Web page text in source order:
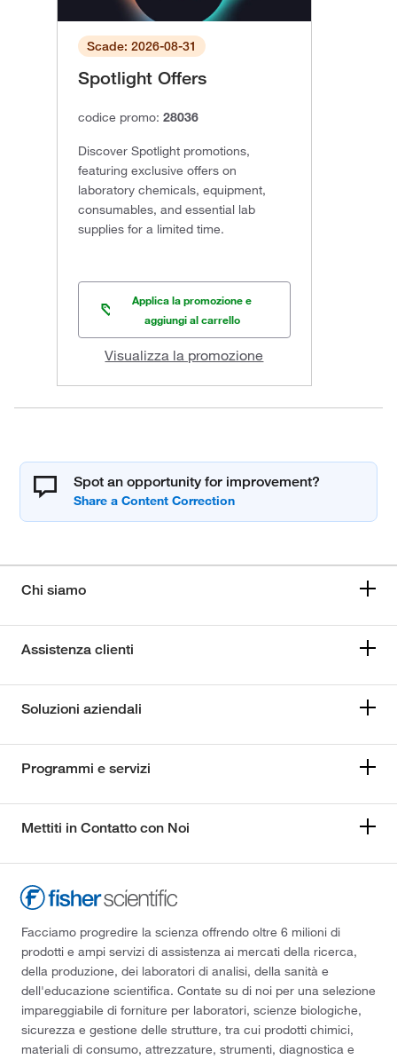
Scade: 2026-08-31
Spotlight Offers
codice promo: 28036
Discover Spotlight promotions,
featuring exclusive offers on
laboratory chemicals, equipment,
consumables, and essential lab
supplies for a limited time.
Applica la promozione e
aggiungi al carrello
Visualizza la promozione
Spot an opportunity for improvement?
Chi siamo
Assistenza clienti
Soluzioni aziendali
Programmi e servizi
Mettiti in Contatto con Noi
Facciamo progredire la scienza offrendo oltre 6 milioni di
prodotti e ampi servizi di assistenza ai mercati della ricerca,
della produzione, dei laboratori di analisi, della sanità e
dell'educazione scientifica. Contate su di noi per una selezione
impareggiabile di forniture per laboratori, scienze biologiche,
sicurezza e gestione delle strutture, tra cui prodotti chimici,
materiali di consumo, attrezzature, strumenti, diagnostica e